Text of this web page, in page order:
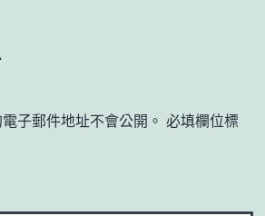
子郵件地址不會公開。 必填欄位標